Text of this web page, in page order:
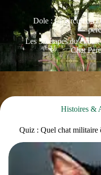
Dole : Le circuit du
Les 35 étapes du circuit
Chat
Histoires &
Quiz : Quel chat militaire